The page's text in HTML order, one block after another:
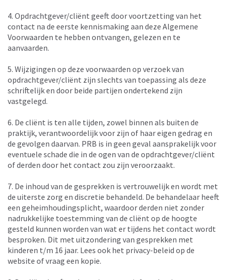
4. Opdrachtgever/cliënt geeft door voortzetting van het
contact na de eerste kennismaking aan deze Algemene
Voorwaarden te hebben ontvangen, gelezen en te
aanvaarden.
5. Wijzigingen op deze voorwaarden op verzoek van
opdrachtgever/cliënt zijn slechts van toepassing als deze
schriftelijk en door beide partijen ondertekend zijn
vastgelegd.
6. De cliënt is ten alle tijden, zowel binnen als buiten de
praktijk, verantwoordelijk voor zijn of haar eigen gedrag en
de gevolgen daarvan. PRB is in geen geval aansprakelijk voor
eventuele schade die in de ogen van de opdrachtgever/cliënt
of derden door het contact zou zijn veroorzaakt.
7. De inhoud van de gesprekken is vertrouwelijk en wordt met
de uiterste zorg en discretie behandeld. De behandelaar heeft
een geheimhoudingsplicht, waardoor derden niet zonder
nadrukkelijke toestemming van de cliënt op de hoogte
gesteld kunnen worden van wat er tijdens het contact wordt
besproken. Dit met uitzondering van gesprekken met
kinderen t/m 16 jaar. Lees ook het privacy-beleid op de
website of vraag een kopie.